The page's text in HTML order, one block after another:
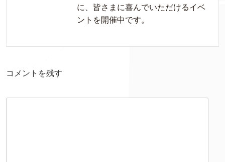
に、皆さまに喜んでいただけるイベ
ントを開催中です。
コメントを残す